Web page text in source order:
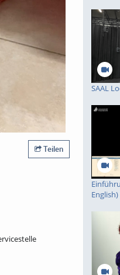
Teilen
SAAL
English)